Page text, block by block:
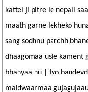
kattel ji pitre le nepali
maath garne lekheko
sang sodhnu parchh
dhaagomaa usle kament
bhanyaa hu | tyo
maldwaarmaa